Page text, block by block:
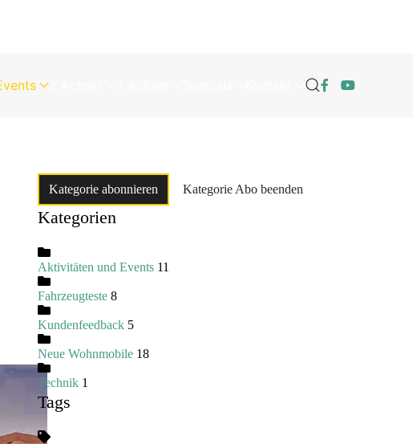
Kategorie abonnieren Kategorie Abo beenden
Kategorien
Aktivitäten und Events 11
Fahrzeugteste 8
Kundenfeedback 5
Neue Wohnmobile 18
Technik 1
Tags